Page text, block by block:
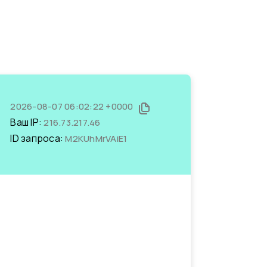
2026-08-07 06:02:22 +0000
Ваш IP:216.73.217.46
ID запроса:M2KUhMrVAiE1